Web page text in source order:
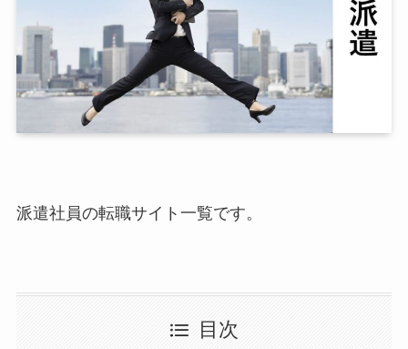
派遣社員の転職サイト一覧です。
目次